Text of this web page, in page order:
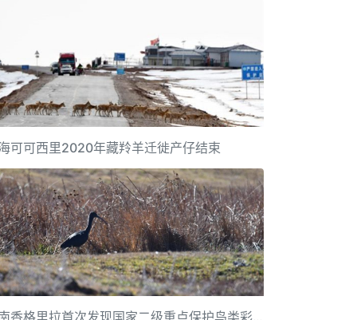
可可西里2020年藏羚羊迁徙产仔结束